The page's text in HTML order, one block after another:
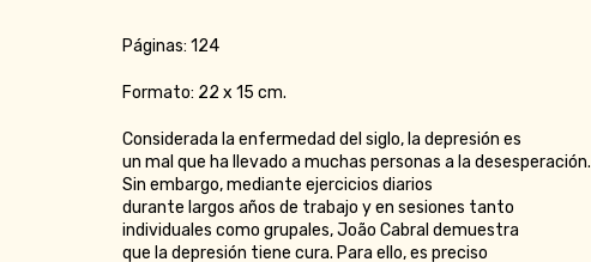
Páginas: 124
Formato: 22 x 15 cm.
Considerada la enfermedad del siglo, la depresión es
un mal que ha llevado a muchas personas a la desesperación.
Sin embargo, mediante ejercicios diarios
durante largos años de trabajo y en sesiones tanto
individuales como grupales, João Cabral demuestra
que la depresión tiene cura. Para ello, es preciso